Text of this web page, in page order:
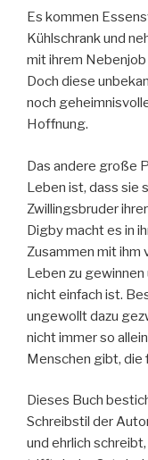
Es kommen
Kühlschrank und
mit ihrem Nebenjob
Doch diese
noch
Hoffnung.
Das andere große
Leben ist, dass sie
Zwillingsbruder
Digby macht es in
Zusammen mit ihm
Leben zu
nicht einfach ist.
ungewollt dazu
nicht immer so
Menschen gibt, die
Dieses Buch
Schreibstil der
und ehrlich